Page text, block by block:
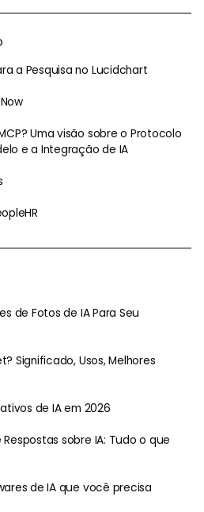
a Pesquisa no Lucidchart
Uma visão sobre o Protocolo
e a Integração de IA
de Fotos de IA Para Seu
Significado, Usos, Melhores
de IA em 2026
sobre IA: Tudo o que
de IA que você precisa